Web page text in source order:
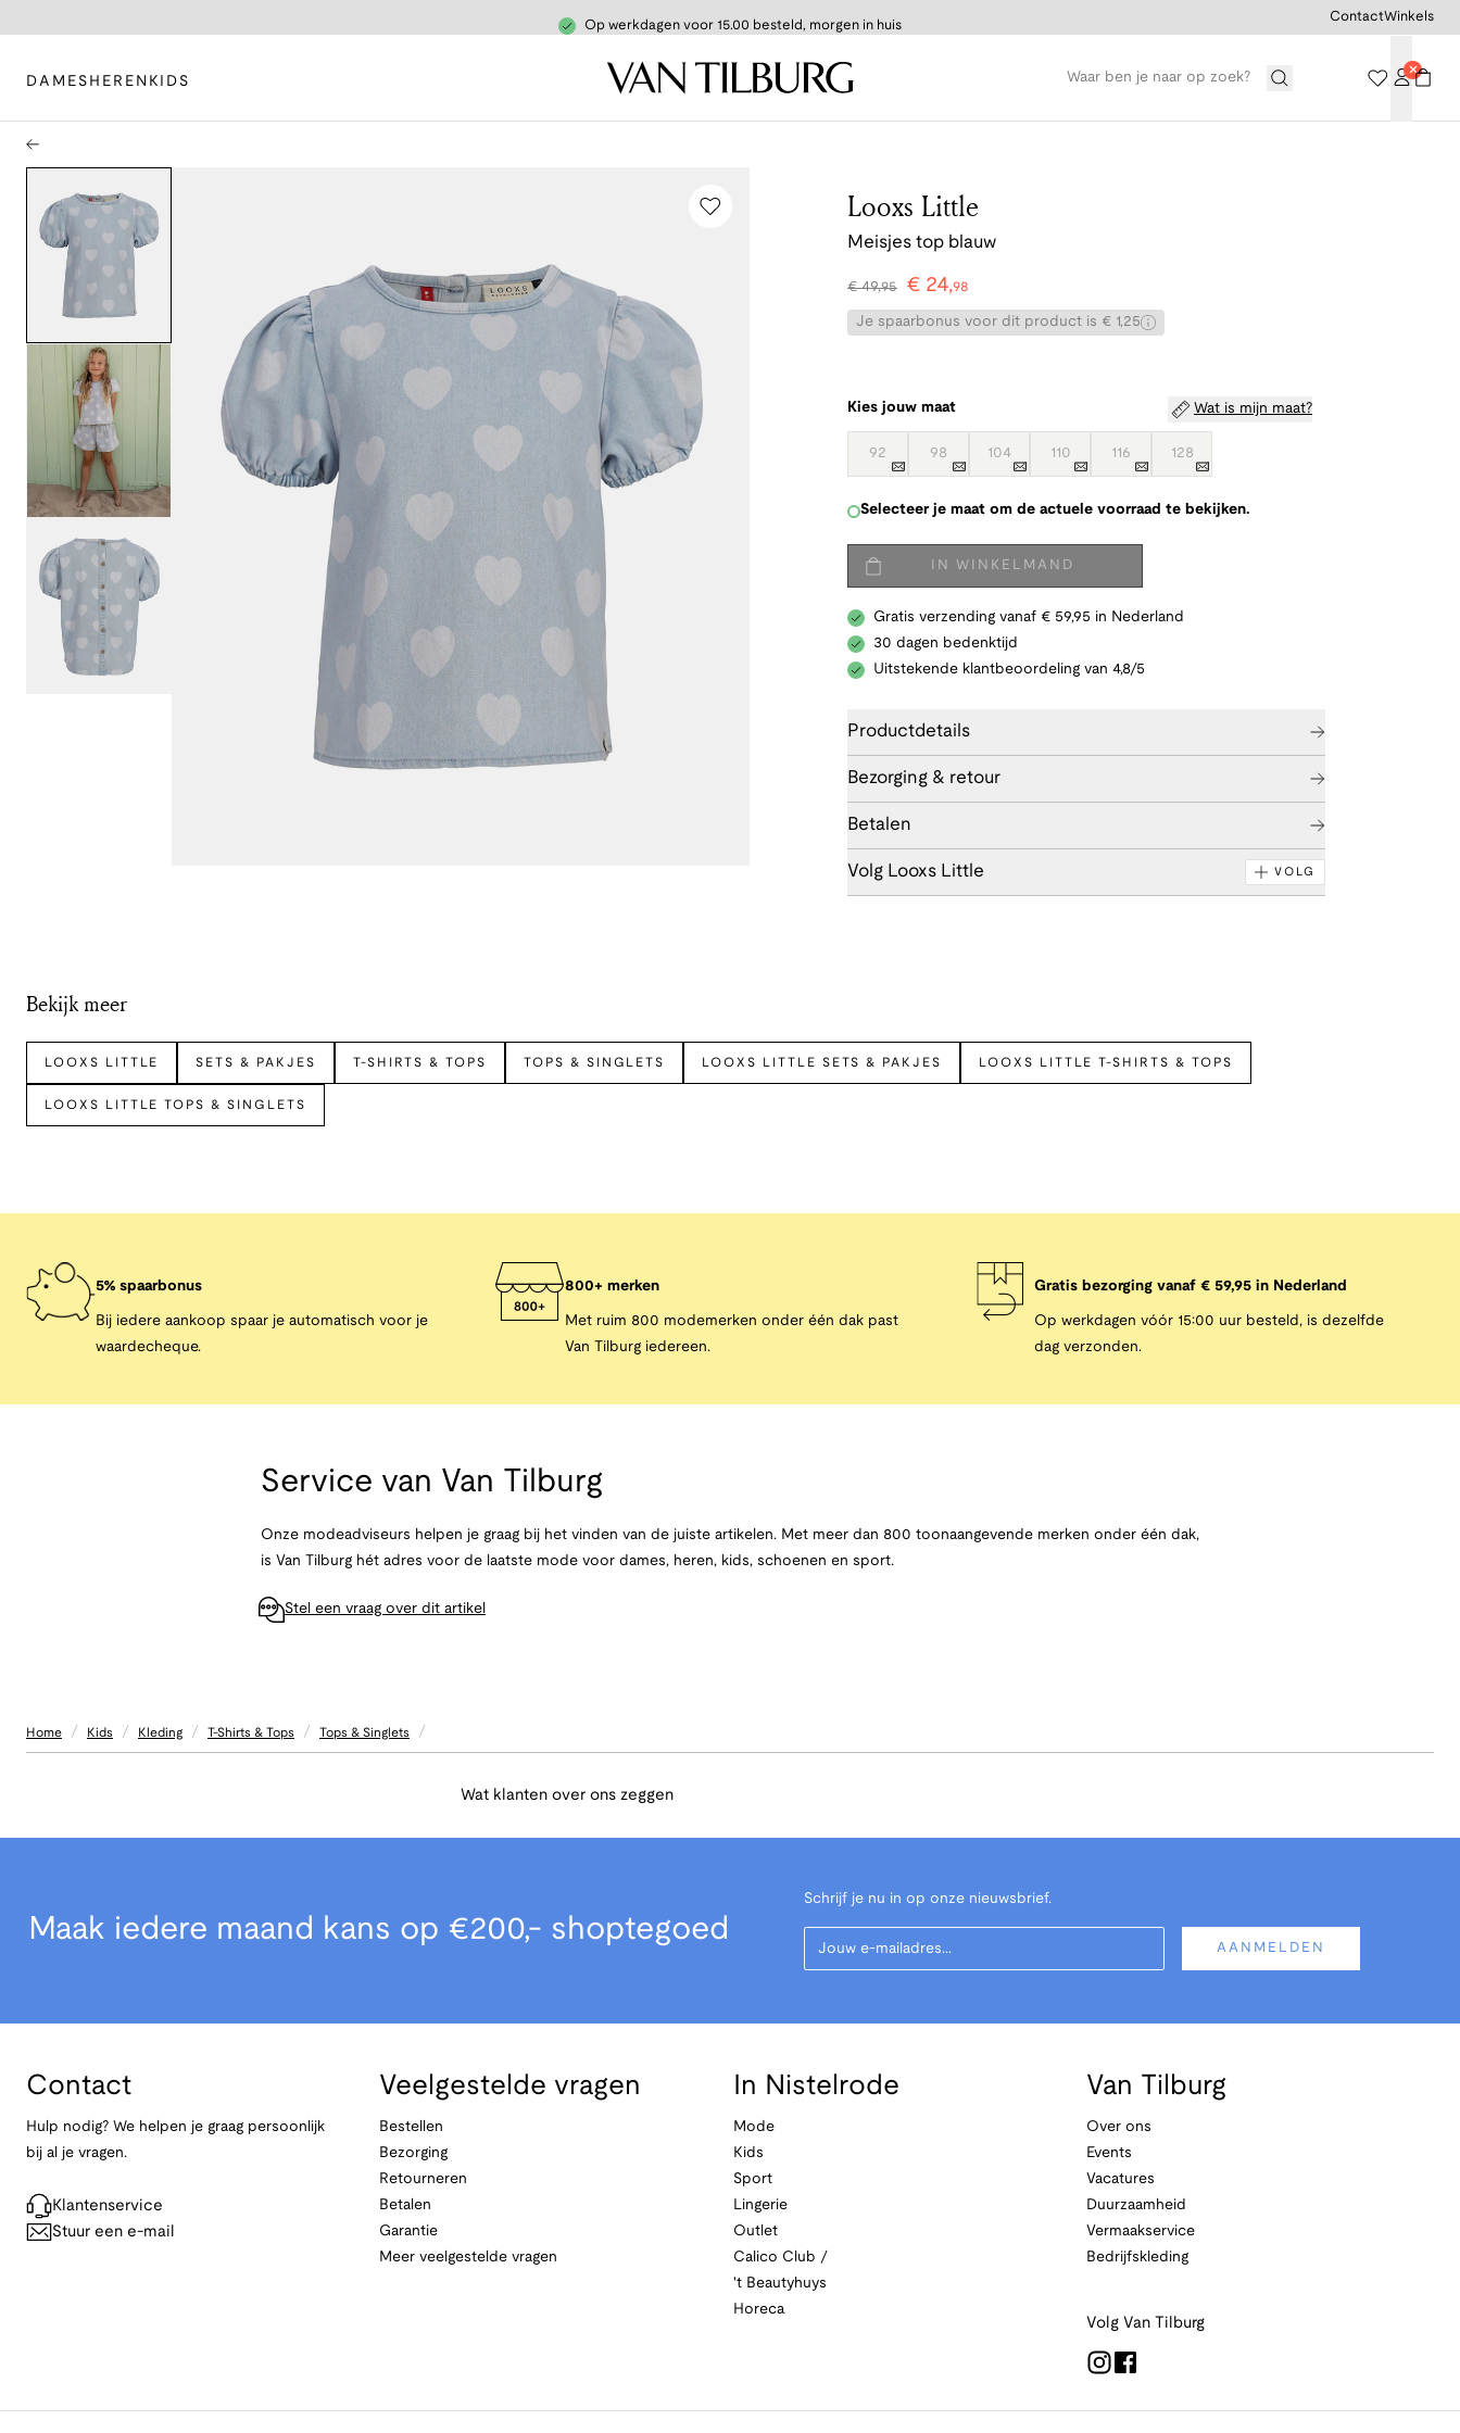
Op werkdagen voor 15.00 besteld, morgen in huis
DAMES HEREN KIDS
ContactWinkels
Looxs Little
Meisjes top blauw
€49,95 € 24,98
Je spaarbonus voor dit product is € 1,25
Kies jouw maat Wat is mijn maat?
92 98 104 110 116 128
Selecteer je maat om de actuele voorraad te bekijken.
IN WINKELMAND
Gratis verzending vanaf € 59,95 in Nederland
30 dagen bedenktijd
Uitstekende klantbeoordeling van 4,8/5
Productdetails
Bezorging & retour
Betalen
Volg Looxs Little VOLG
Bekijk meer
LOOXS LITTLE SETS & PAKJES T-SHIRTS & TOPS TOPS & SINGLETS LOOXS LITTLE SETS & PAKJES LOOXS LITTLE T-SHIRTS & TOPS
LOOXS LITTLE TOPS & SINGLETS
5% spaarbonus
Bij iedere aankoop spaar je automatisch voor je
waardecheque.
800+ merken
Met ruim 800 modemerken onder één dak past
Van Tilburg iedereen.
Gratis bezorging vanaf € 59,95 in Nederland
Op werkdagen vóór 15:00 uur besteld, is dezelfde
dag verzonden.
Service van Van Tilburg
Onze modeadviseurs helpen je graag bij het vinden van de juiste artikelen. Met meer dan 800 toonaangevende merken onder één dak,
is Van Tilburg hét adres voor de laatste mode voor dames, heren, kids, schoenen en sport.
Stel een vraag over dit artikel
Home / Kids / Kleding / T-Shirts & Tops / Tops & Singlets /
Wat klanten over ons zeggen
Maak iedere maand kans op €200,- shoptegoed
Schrijf je nu in op onze nieuwsbrief.
Your Email
AANMELDEN
Contact
Hulp nodig? We helpen je graag persoonlijk
bij al je vragen.
Klantenservice
Stuur een e-mail
Veelgestelde vragen
Bestellen
Bezorging
Retourneren
Betalen
Garantie
Meer veelgestelde vragen
In Nistelrode
Mode
Kids
Sport
Lingerie
Outlet
Calico Club /
't Beautyhuys
Horeca
Van Tilburg
Over ons
Events
Vacatures
Duurzaamheid
Vermaakservice
Bedrijfskleding
Volg Van Tilburg